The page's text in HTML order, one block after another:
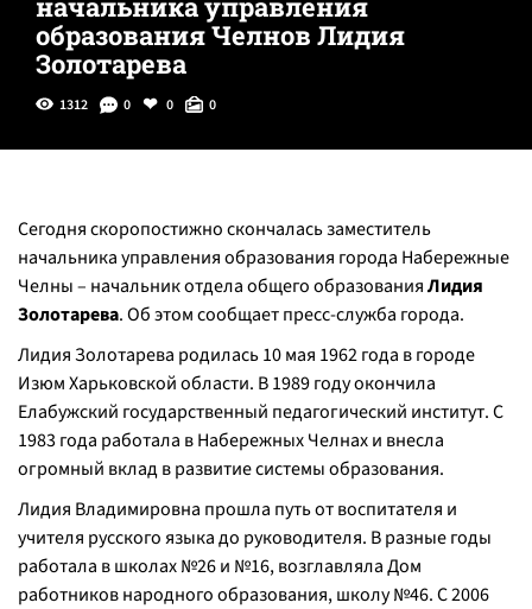
образования Челнов Лидия
Золотарева
1312 0 0 0
Сегодня скоропостижно скончалась заместитель
начальника управления образования города Набережные
Челны – начальник отдела общего образованияЛидия
Золотарева. Об этом сообщает пресс-служба города.
Лидия Золотарева родилась 10 мая 1962 года в городе
Изюм Харьковской области. В 1989 году окончила
Елабужский государственный педагогический институт. С
1983 года работала в Набережных Челнах и внесла
огромный вклад в развитие системы образования.
Лидия Владимировна прошла путь от воспитателя и
учителя русского языка до руководителя. В разные годы
работала в школах №26 и №16, возглавляла Дом
работников народного образования, школу №46. С 2006